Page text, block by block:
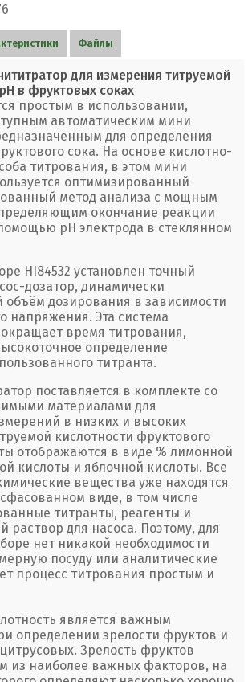
Файлы
для измерения титруемой
в фруктовых соках
простым в использовании,
автоматическим мини
для определения
сока. На основе кислотно-
титрования, в этом мини
оптимизированный
метод анализа с мощным
окончание реакции
рН электрода в стеклянном
HI84532 установлен точный
дозатор, динамически
дозирования в зависимости
напряжения. Эта система
время титрования,
определение
титранта.
поставляется в комплекте со
материалами для
в низких и высоких
кислотности фруктового
отображаются в виде % лимонной
кислоты и яблочной кислоты. Все
вещества уже находятся
виде, в том числе
титранты, реагенты и
раствор для насоса. Поэтому, для
нет никакой необходимости
посуду или аналитические
процесс титрования простым и
является важным
определении зрелости фруктов и
Зрелость фруктов
из наиболее важных факторов, на